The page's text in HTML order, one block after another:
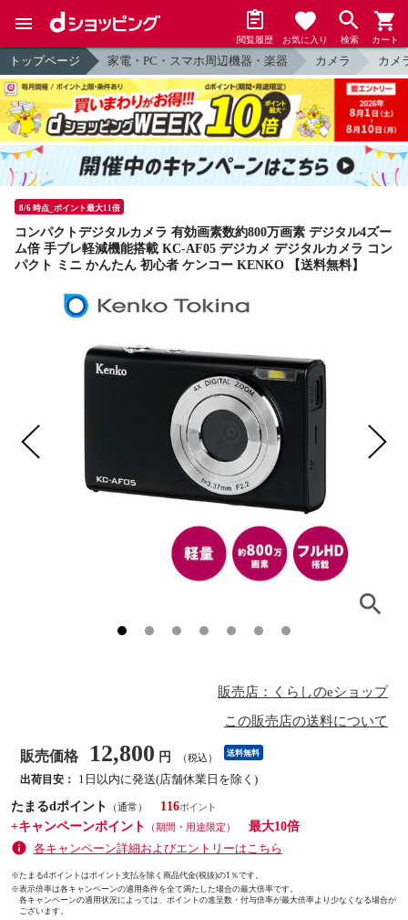
閲覧履歴 お気に入り 検索 カート
トップページ 家電・PC・スマホ周辺機器・楽器 カメラ カメ
8/6 時点_ポイント最大11倍
コンパクトデジタルカメラ 有効画素数約800万画素 デジタル4ズー
ム倍 手ブレ軽減機能搭載 KC-AF05 デジカメ デジタルカメラ コン
パクト ミニ かんたん 初心者 ケンコー KENKO 【送料無料】
販売店：くらしのeショップ
この販売店の送料について
販売価格 12,800 円 （税込） 送料無料
出荷目安：
1日以内に発送(店舗休業日を除く)
たまるdポイント
（通常）
116
+キャンペーンポイント
（期間・用途限定）
最大10倍
各キャンペーン詳細およびエントリーはこちら
※たまるdポイントはポイント支払を除く商品代金(税抜)の1％です。
※表示倍率は各キャンペーンの適用条件を全て満たした場合の最大倍率です。
各キャンペーンの適用状況によっては、ポイントの進呈数・付与倍率が最大倍率より少なくなる場合が
ございます。